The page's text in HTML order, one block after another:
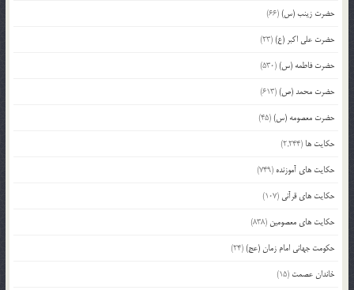
حضرت زینب (س)(66)
حضرت علی اکبر (ع)(23)
حضرت فاطمه (س)(530)
حضرت محمد (ص)(613)
حضرت معصومه (س)(45)
حکایت ها (2,244)
حکایت های آموزنده (749)
حکایت های قرآنی (107)
حکایت های معصومین (838)
حکومت جهانی امام زمان (عج)(24)
خاندان عصمت (15)